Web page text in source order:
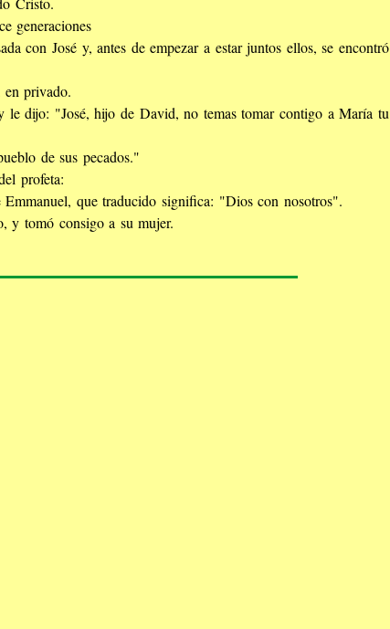
generaciones
con José y, antes de empezar a estar juntos ellos, se encontró
privado.
le dijo: "José, hijo de David, no temas tomar contigo a María tu
de sus pecados."
profeta:
que traducido significa: "Dios con nosotros".
y tomó consigo a su mujer.